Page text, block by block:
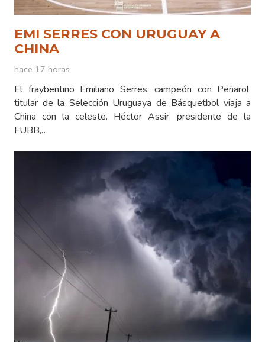
EMI SERRES CON URUGUAY A
CHINA
hace 17 horas
El fraybentino Emiliano Serres, campeón con Peñarol,
titular de la Selección Uruguaya de Básquetbol viaja a
China con la celeste. Héctor Assir, presidente de la
FUBB,…